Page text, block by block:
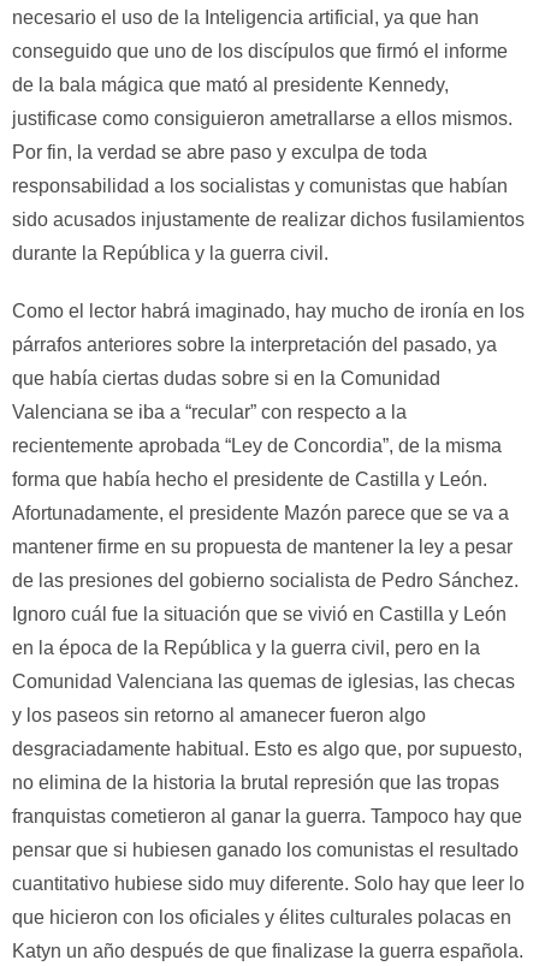
necesario el uso de la Inteligencia artificial, ya que han
conseguido que uno de los discípulos que firmó el informe
de la bala mágica que mató al presidente Kennedy,
justificase como consiguieron ametrallarse a ellos mismos.
Por fin, la verdad se abre paso y exculpa de toda
responsabilidad a los socialistas y comunistas que habían
sido acusados injustamente de realizar dichos fusilamientos
durante la República y la guerra civil.
Como el lector habrá imaginado, hay mucho de ironía en los
párrafos anteriores sobre la interpretación del pasado, ya
que había ciertas dudas sobre si en la Comunidad
Valenciana se iba a “recular” con respecto a la
recientemente aprobada “Ley de Concordia”, de la misma
forma que había hecho el presidente de Castilla y León.
Afortunadamente, el presidente Mazón parece que se va a
mantener firme en su propuesta de mantener la ley a pesar
de las presiones del gobierno socialista de Pedro Sánchez.
Ignoro cuál fue la situación que se vivió en Castilla y León
en la época de la República y la guerra civil, pero en la
Comunidad Valenciana las quemas de iglesias, las checas
y los paseos sin retorno al amanecer fueron algo
desgraciadamente habitual. Esto es algo que, por supuesto,
no elimina de la historia la brutal represión que las tropas
franquistas cometieron al ganar la guerra. Tampoco hay que
pensar que si hubiesen ganado los comunistas el resultado
cuantitativo hubiese sido muy diferente. Solo hay que leer lo
que hicieron con los oficiales y élites culturales polacas en
Katyn un año después de que finalizase la guerra española.